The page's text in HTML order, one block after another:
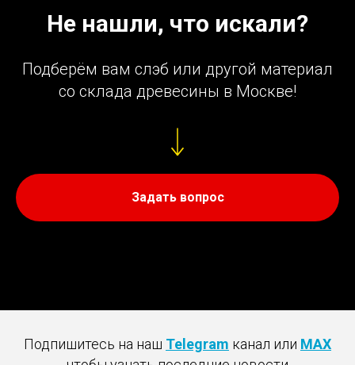
Не нашли, что искали?
Подберём вам слэб или другой материал
со склада древесины в Москве!
Задать вопрос
Подпишитесь на наш Telegram канал или MAX